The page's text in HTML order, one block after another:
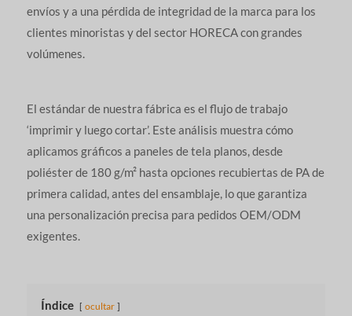
envíos y a una pérdida de integridad de la marca para los
clientes minoristas y del sector HORECA con grandes
volúmenes.
El estándar de nuestra fábrica es el flujo de trabajo
‘imprimir y luego cortar’. Este análisis muestra cómo
aplicamos gráficos a paneles de tela planos, desde
poliéster de 180 g/m² hasta opciones recubiertas de PA de
primera calidad, antes del ensamblaje, lo que garantiza
una personalización precisa para pedidos OEM/ODM
exigentes.
Índice ocultar